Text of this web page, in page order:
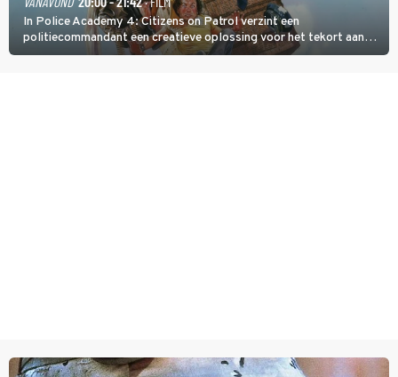
In Police Academy 4: Citizens on Patrol verzint een
politiecommandant een creatieve oplossing voor het tekort aan
agenten.